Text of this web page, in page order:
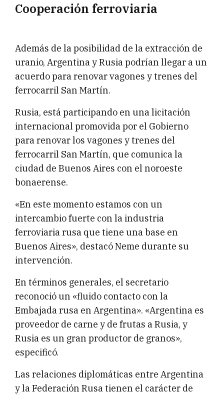
Cooperación ferroviaria
Además de la posibilidad de la extracción de
uranio, Argentina y Rusia podrían llegar a un
acuerdo para renovar vagones y trenes del
ferrocarril San Martín.
Rusia, está participando en una licitación
internacional promovida por el Gobierno
para renovar los vagones y trenes del
ferrocarril San Martín, que comunica la
ciudad de Buenos Aires con el noroeste
bonaerense.
«En este momento estamos con un
intercambio fuerte con la industria
ferroviaria rusa que tiene una base en
Buenos Aires», destacó Neme durante su
intervención.
En términos generales, el secretario
reconoció un «fluido contacto con la
Embajada rusa en Argentina». «Argentina es
proveedor de carne y de frutas a Rusia, y
Rusia es un gran productor de granos»,
especificó.
Las relaciones diplomáticas entre Argentina
y la Federación Rusa tienen el carácter de